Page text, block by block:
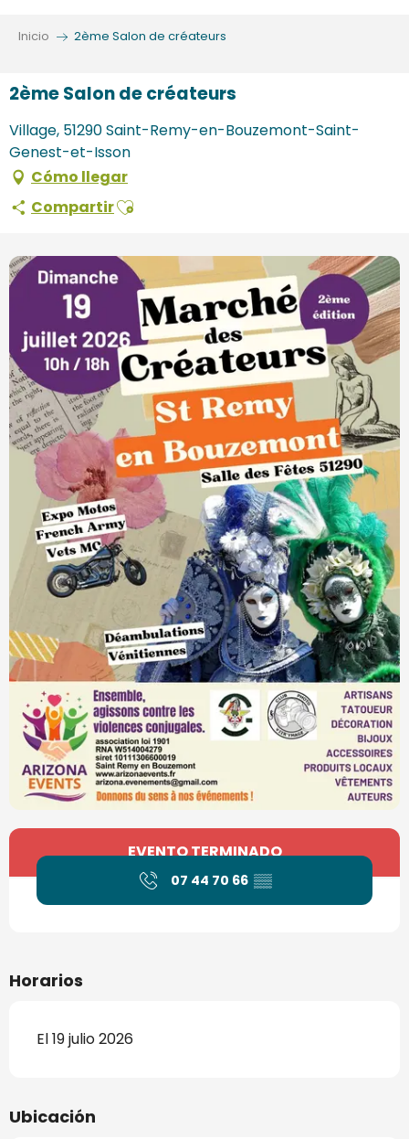
Inicio 2ème Salon de créateurs
2ème Salon de créateurs
Village, 51290 Saint-Remy-en-Bouzemont-Saint-
Genest-et-Isson
Cómo llegar
CompartirAjouter aux favoris
Horarios y datos de contacto
EVENTO TERMINADO
07 44 70 66 ▒▒
Horarios
El 19 julio 2026
Ubicación